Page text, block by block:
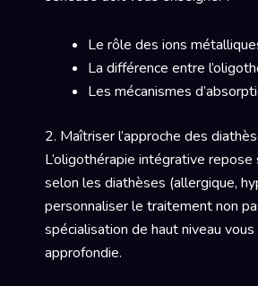
Le rôle des ions
La différence entre
Les mécanismes
2. Maîtriser l’approche des
L’oligothérapie intégrative
selon les diathèses (allergique,
personnaliser le traitement non
spécialisation de haut niveau
approfondie.